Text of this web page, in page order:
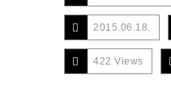
2015.06.18.
422 Views